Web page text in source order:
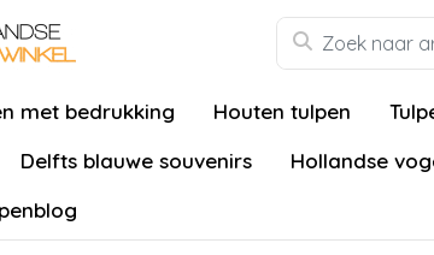
met bedrukking Houten tulpen
Delfts blauwe souvenirs Hollandse